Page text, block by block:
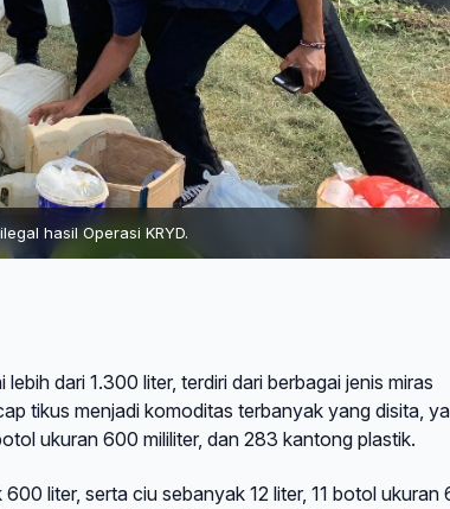
hasil Operasi KRYD.
dari 1.300 liter, terdiri dari berbagai jenis miras
tikus menjadi komoditas terbanyak yang disita,
ukuran 600 mililiter, dan 283 kantong plastik.
liter, serta ciu sebanyak 12 liter, 11 botol ukuran